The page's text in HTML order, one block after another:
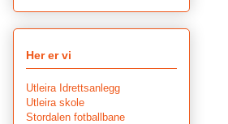
Her er vi
Utleira Idrettsanlegg
Utleira skole
Stordalen fotballbane